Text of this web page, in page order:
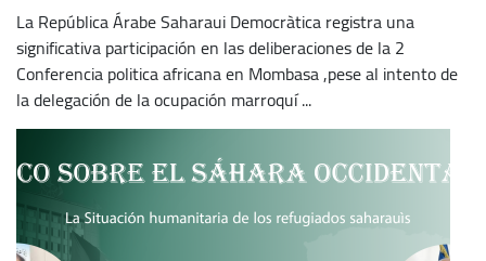
La República Árabe Saharaui Democràtica registra una
significativa participación en las deliberaciones de la 2
Conferencia politica africana en Mombasa ,pese al intento de
la delegación de la ocupación marroquí ...